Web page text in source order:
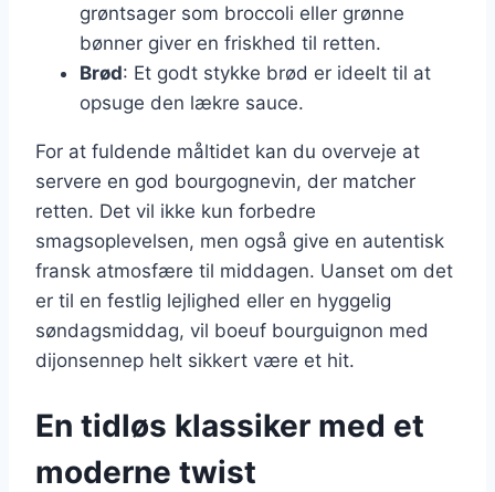
grøntsager som broccoli eller grønne
bønner giver en friskhed til retten.
Brød: Et godt stykke brød er ideelt til at
opsuge den lækre sauce.
For at fuldende måltidet kan du overveje at
servere en god bourgognevin, der matcher
retten. Det vil ikke kun forbedre
smagsoplevelsen, men også give en autentisk
fransk atmosfære til middagen. Uanset om det
er til en festlig lejlighed eller en hyggelig
søndagsmiddag, vil boeuf bourguignon med
dijonsennep helt sikkert være et hit.
En tidløs klassiker med et
moderne twist